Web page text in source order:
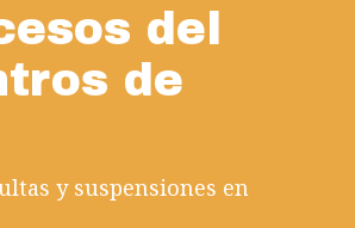
del
de
y suspensiones en